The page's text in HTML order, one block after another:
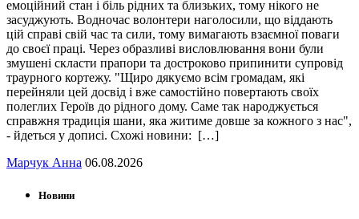
емоційний стан і біль рідних та близьких, тому нікого не
засуджують. Водночас волонтери наголосили, що віддають
цій справі свій час та сили, тому вимагають взаємної поваги
до своєї праці. Через образливі висловлювання вони були
змушені скласти прапори та достроково припинити супровід
траурного кортежу. "Щиро дякуємо всім громадам, які
перейняли цей досвід і вже самостійно повертають своїх
полеглих Героїв до рідного дому. Саме так народжується
справжня традиція шани, яка житиме довше за кожного з нас",
- йдеться у дописі. Схожі новини: […]
Марчук Анна 06.08.2026
Новини